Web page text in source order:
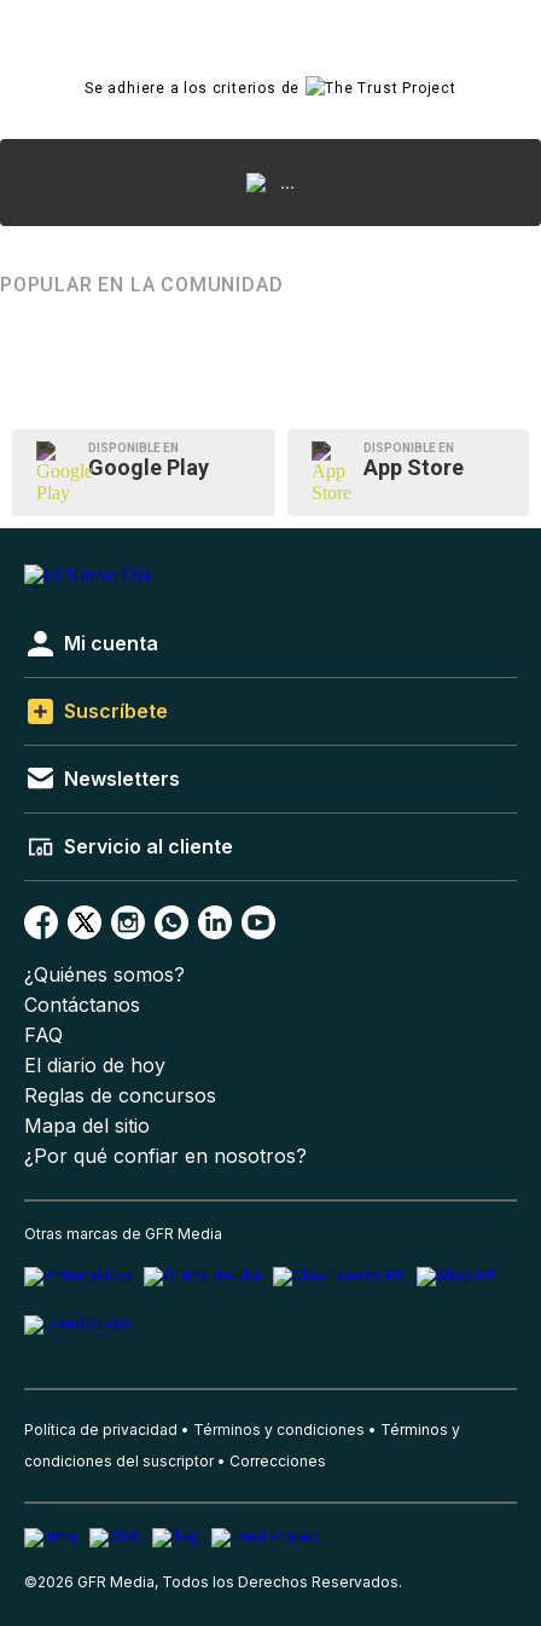
Se adhiere a los criterios de
...
POPULAR EN LA COMUNIDAD
DISPONIBLE EN
Google Play
DISPONIBLE EN
App Store
Mi cuenta
Suscríbete
Newsletters
Servicio al cliente
¿Quiénes somos?
Contáctanos
FAQ
El diario de hoy
Reglas de concursos
Mapa del sitio
¿Por qué confiar en nosotros?
Otras marcas de GFR Media
Política de privacidad Términos y condiciones
Términos y
condiciones del suscriptor
Correcciones
©2026 GFR Media, Todos los Derechos Reservados.